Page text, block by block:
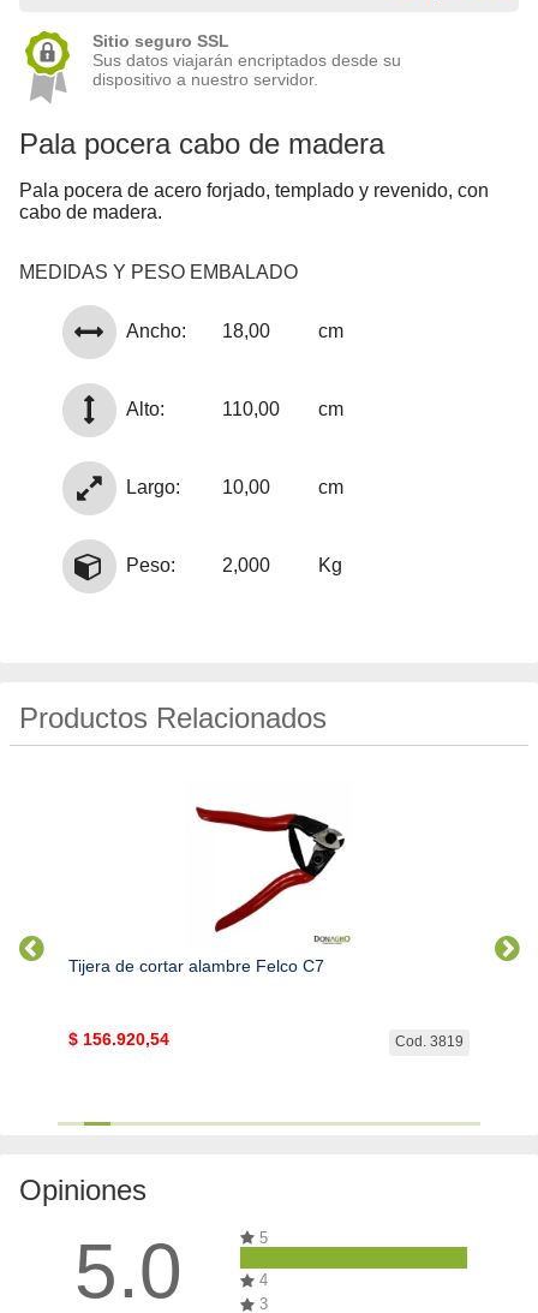
Sitio seguro SSL
Sus datos viajarán encriptados desde su
dispositivo a nuestro servidor.
Pala pocera cabo de madera
Pala pocera de acero forjado, templado y revenido, con
cabo de madera.
MEDIDAS Y PESO EMBALADO
Ancho: 18,00 cm
Alto: 110,00 cm
Largo: 10,00 cm
Peso: 2,000 Kg
Productos Relacionados
Tijera de cortar alambre Felco C7
Cod. 3819
$ 156.920,54
Opiniones
5.0 5
4
3